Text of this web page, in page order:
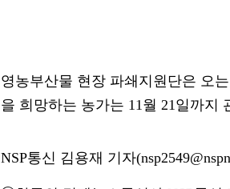
영농부산물 현장 파쇄지원단은 오
을 희망하는 농가는 11월 21일까지
NSP통신 김용재 기자